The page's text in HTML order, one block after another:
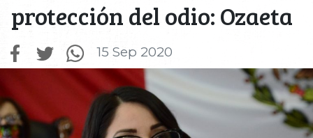
protección del odio: Ozaeta
15 Sep 2020